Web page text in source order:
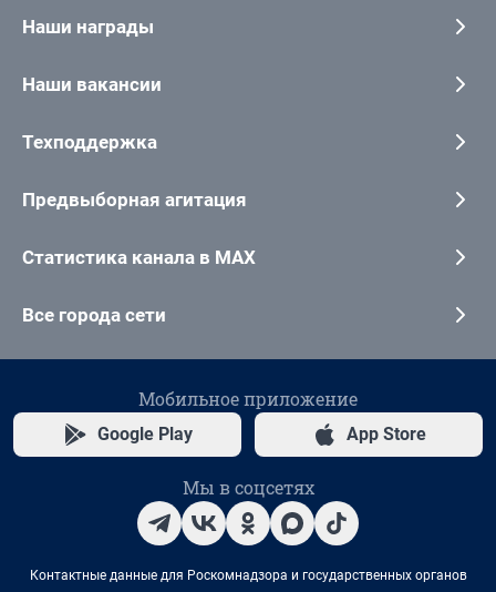
Наши награды
Наши вакансии
Техподдержка
Предвыборная агитация
Статистика канала в MAX
Все города сети
Мобильное приложение
Google Play App Store
Мы в соцсетях
Контактные данные для Роскомнадзора и государственных органов